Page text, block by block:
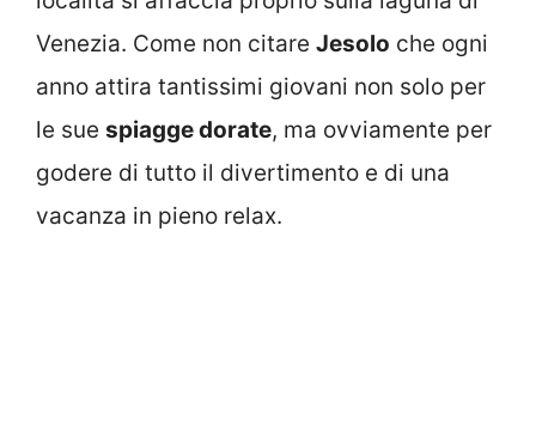
Venezia. Come non citare Jesolo che ogni
anno attira tantissimi giovani non solo per
le sue spiagge dorate, ma ovviamente per
godere di tutto il divertimento e di una
vacanza in pieno relax.